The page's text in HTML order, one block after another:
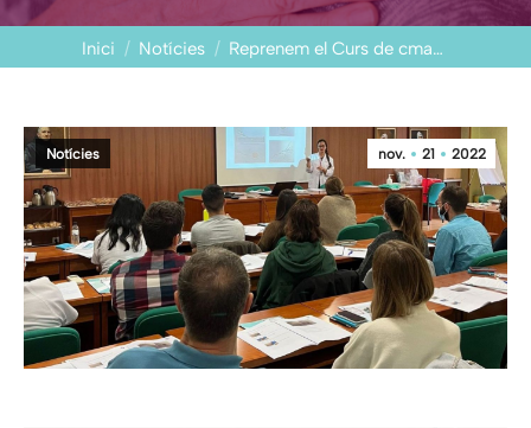
You are here:
Inici Notícies Reprenem el Curs de cma…
nov. 21 2022
Notícies